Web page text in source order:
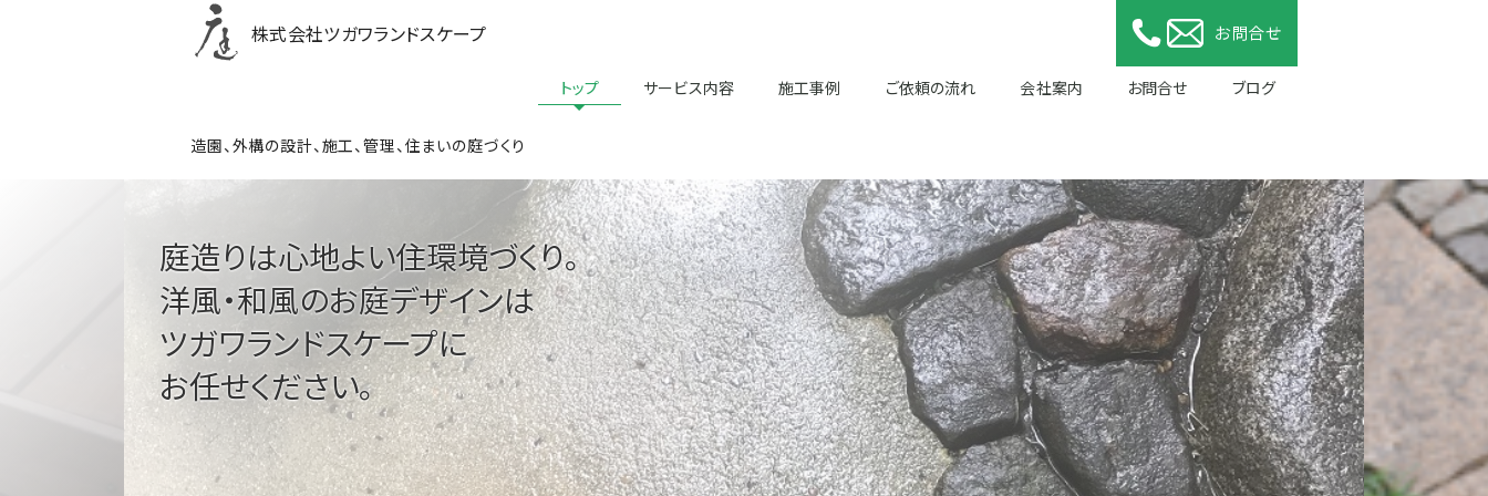
株式会社ツガワランドスケープ
トップ サービス内容 施工事例 ご依頼の流れ 会社案内 お問合せ ブログ
造園、外構の設計、施工、管理、住まいの庭づくり
庭造りは心地よい住環境づくり。
洋風・和風のお庭デザインは
ツガワランドスケープに
お任せください。